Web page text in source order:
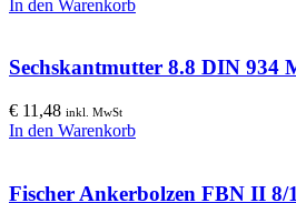
In den Warenkorb
Sechskantmutter 8.8 DIN 934
€ 11,48 inkl. MwSt
In den Warenkorb
Fischer Ankerbolzen FBN II 8/